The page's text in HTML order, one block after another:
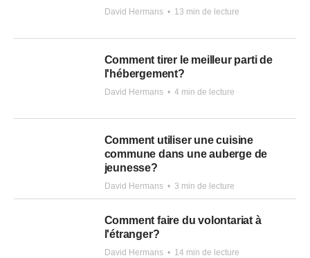
David Hermans • 13 min de lecture
Comment tirer le meilleur parti de
l'hébergement?
David Hermans • 4 min de lecture
Comment utiliser une cuisine
commune dans une auberge de
jeunesse?
David Hermans • 3 min de lecture
Comment faire du volontariat à
l'étranger?
David Hermans • 14 min de lecture